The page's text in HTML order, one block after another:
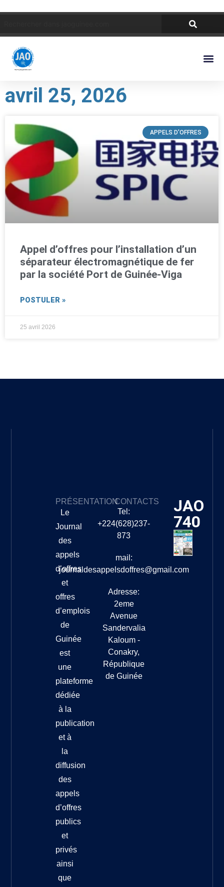
avril 25, 2026
APPELS D'OFFRES
Appel d’offres pour l’installation d’un
séparateur électromagnétique de fer
par la société Port de Guinée-Viga
POSTULER »
25 avril 2026
PRÉSENTATION
Le
Journal
des
appels
d’offres
et
offres
d’emplois
de
Guinée
est
une
plateforme
dédiée
à la
publication
et à
la
diffusion
des
appels
d’offres
publics
et
privés
ainsi
que
CONTACTS
Tel:
+224(628)237-
873
mail:
journaldesappelsdoffres@gmail.com
Adresse:
2eme
Avenue
Sandervalia
Kaloum -
Conakry,
République
de Guinée
JAO
740